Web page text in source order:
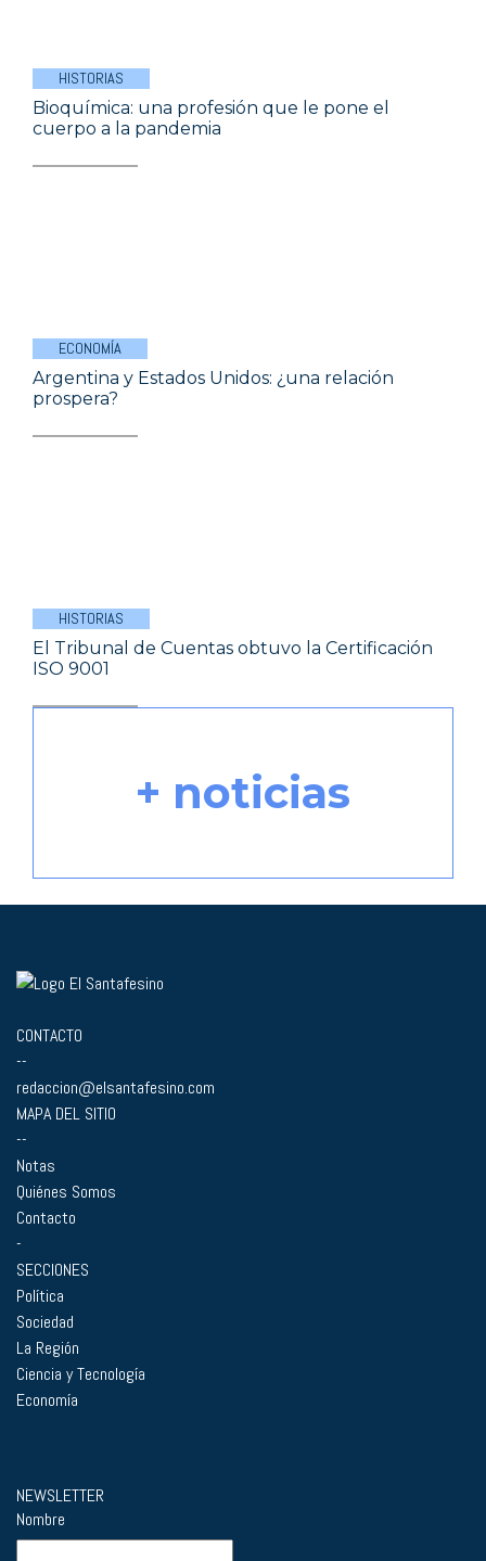
HISTORIAS
Bioquímica: una profesión que le pone el
cuerpo a la pandemia
ECONOMÍA
Argentina y Estados Unidos: ¿una relación
prospera?
HISTORIAS
El Tribunal de Cuentas obtuvo la Certificación
ISO 9001
+ noticias
CONTACTO
--
redaccion@elsantafesino.com
MAPA DEL SITIO
--
Notas
Quiénes Somos
Contacto
-
SECCIONES
Política
Sociedad
La Región
Ciencia y Tecnología
Economía
NEWSLETTER
Nombre